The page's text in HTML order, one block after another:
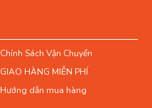
Chính Sách Vận Chuyển
GIAO HÀNG MIỄN PHÍ
Hướng dẫn mua hàng